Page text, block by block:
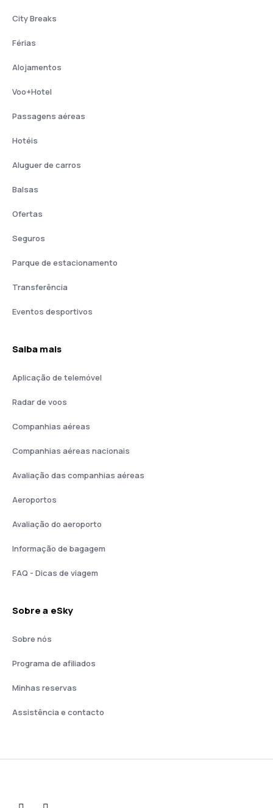
City Breaks
Férias
Alojamentos
Voo+Hotel
Passagens aéreas
Hotéis
Aluguer de carros
Balsas
Ofertas
Seguros
Parque de estacionamento
Transferência
Eventos desportivos
Saiba mais
Aplicação de telemóvel
Radar de voos
Companhias aéreas
Companhias aéreas nacionais
Avaliação das companhias aéreas
Aeroportos
Avaliação do aeroporto
Informação de bagagem
FAQ - Dicas de viagem
Sobre a eSky
Sobre nós
Programa de afiliados
Minhas reservas
Assistência e contacto